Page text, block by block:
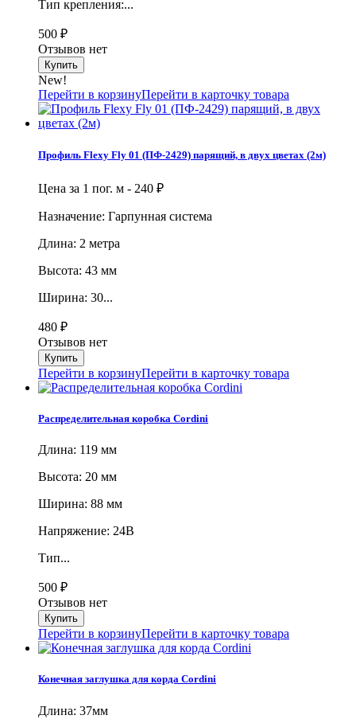
Тип крепления:...
500 ₽
Отзывов нет
New!
Перейти в корзинуПерейти в карточку товара
Профиль Flexy Fly 01 (ПФ-2429) парящий, в двух цветах (2м)
Цена за 1 пог. м - 240 ₽
Назначение: Гарпунная система
Длина: 2 метра
Высота: 43 мм
Ширина: 30...
480 ₽
Отзывов нет
Перейти в корзинуПерейти в карточку товара
Распределительная коробка Cordini
Длина: 119 мм
Высота: 20 мм
Ширина: 88 мм
Напряжение: 24В
Тип...
500 ₽
Отзывов нет
Перейти в корзинуПерейти в карточку товара
Конечная заглушка для корда Cordini
Длина: 37мм